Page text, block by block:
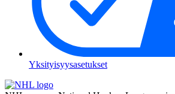
Yksityisyysasetukset